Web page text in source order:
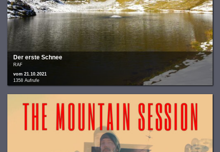
Der erste Schnee
RAF
vom 21.10.2021
1358 Aufrufe